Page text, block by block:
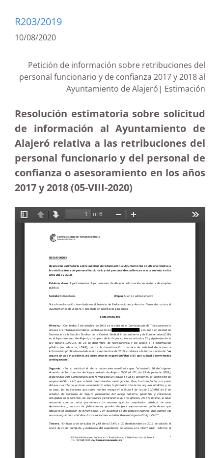
R203/2019
10/08/2020
Petición de información sobre retribuciones del
personal funcionario y de confianza 2017 y 2018 al
Ayuntamiento de Alajeró| Estimación
Resolución estimatoria sobre solicitud
de información al Ayuntamiento de
Alajeró relativa a las retribuciones del
personal funcionario y del personal de
confianza o asesoramiento en los años
2017 y 2018 (05-VIII-2020)